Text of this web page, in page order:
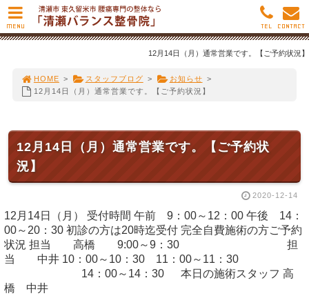
12月14日（月）通常営業です。【ご予約状況】
HOME > スタッフブログ > お知らせ >
12月14日（月）通常営業です。【ご予約状況】
12月14日（月）通常営業です。【ご予約状
況】
2020-12-14
12月14日（月） 受付時間 午前 9：00～12：00 午後 14：
00～20：30 初診の方は20時迄受付 完全自費施術の方ご予約
状況 担当 高橋 9:00～9：30 担
当 中井 10：00～10：30 11：00～11：30
14：00～14：30 本日の施術スタッフ 高
橋 中井
MENU CONTACT
TEL